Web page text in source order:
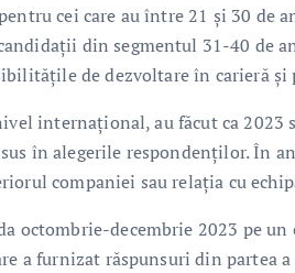
cei care au între 21 și 30 de
din segmentul 31-40 de
de dezvoltare în carieră
internațional, au făcut ca 2023
în alegerile respondenților. În
companiei sau relația cu
octombrie-decembrie 2023 pe
a furnizat răspunsuri din partea